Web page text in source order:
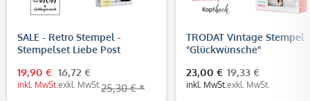
SALE - Retro Stempel -
Stempelset Liebe Post
19,90 €
inkl. MwSt.
16,72 €
exkl. MwSt. 25,30 € *
TRODAT Vintage Stempel
"Glückwünsche"
23,00 €
inkl. MwSt.
19,33 €
exkl. MwSt.